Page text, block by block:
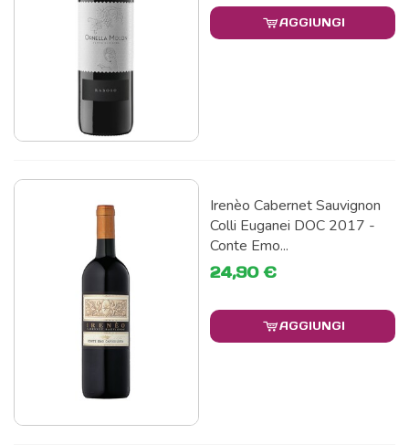
AGGIUNGI
Irenèo Cabernet Sauvignon
Colli Euganei DOC 2017 -
Conte Emo...
24,90 €
AGGIUNGI